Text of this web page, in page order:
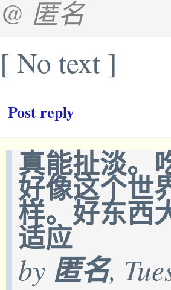
@ 匿名
[ No text ]
Post reply
真能扯淡。
好像这个世
样。好东西
适应
by 匿名,